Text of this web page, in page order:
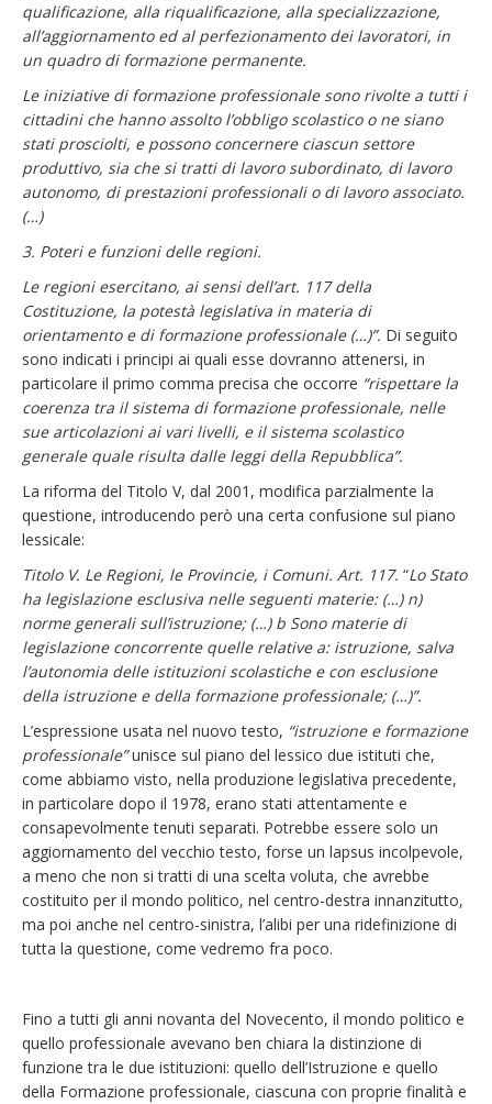
qualificazione, alla riqualificazione, alla specializzazione,
all’aggiornamento ed al perfezionamento dei lavoratori, in
un quadro di formazione permanente.
Le iniziative di formazione professionale sono rivolte a tutti i
cittadini che hanno assolto l’obbligo scolastico o ne siano
stati prosciolti, e possono concernere ciascun settore
produttivo, sia che si tratti di lavoro subordinato, di lavoro
autonomo, di prestazioni professionali o di lavoro associato.
(…)
3. Poteri e funzioni delle regioni.
Le regioni esercitano, ai sensi dell’art. 117 della
Costituzione, la potestà legislativa in materia di
orientamento e di formazione professionale (…)”. Di seguito
sono indicati i principi ai quali esse dovranno attenersi, in
particolare il primo comma precisa che occorre “rispettare la
coerenza tra il sistema di formazione professionale, nelle
sue articolazioni ai vari livelli, e il sistema scolastico
generale quale risulta dalle leggi della Repubblica”.
La riforma del Titolo V, dal 2001, modifica parzialmente la
questione, introducendo però una certa confusione sul piano
lessicale:
Titolo V. Le Regioni, le Provincie, i Comuni. Art. 117. “Lo Stato
ha legislazione esclusiva nelle seguenti materie: (…) n)
norme generali sull’istruzione; (…) b Sono materie di
legislazione concorrente quelle relative a: istruzione, salva
l’autonomia delle istituzioni scolastiche e con esclusione
della istruzione e della formazione professionale; (…)”.
L’espressione usata nel nuovo testo, “istruzione e formazione
professionale”unisce sul piano del lessico due istituti che,
come abbiamo visto, nella produzione legislativa precedente,
in particolare dopo il 1978, erano stati attentamente e
consapevolmente tenuti separati. Potrebbe essere solo un
aggiornamento del vecchio testo, forse un lapsus incolpevole,
a meno che non si tratti di una scelta voluta, che avrebbe
costituito per il mondo politico, nel centro-destra innanzitutto,
ma poi anche nel centro-sinistra, l’alibi per una ridefinizione di
tutta la questione, come vedremo fra poco.
Fino a tutti gli anni novanta del Novecento, il mondo politico e
quello professionale avevano ben chiara la distinzione di
funzione tra le due istituzioni: quello dell’Istruzione e quello
della Formazione professionale, ciascuna con proprie finalità e